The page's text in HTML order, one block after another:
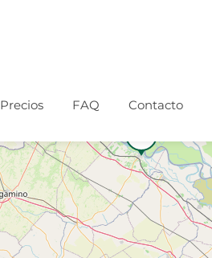
Precios FAQ Contacto